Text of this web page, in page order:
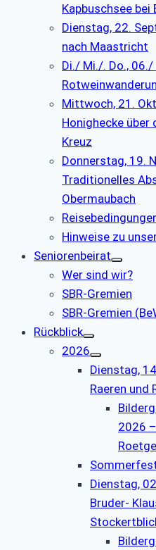
Kapbuschsee bei
Dienstag, 22.
nach Maastricht
Di./ Mi./. Do.,
Mittwoch, 21.
Honighecke über
Kreuz
Donnerstag, 19.
Traditionelles
Obermaubach
Hinweise zu
Seniorenbeirat
Wer sind wir?
SBR-Gremien
SBR-Gremien
Rückblick
2026
Dienstag,
Raeren und
2026
Dienstag,
Bruder-